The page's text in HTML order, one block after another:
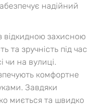
надійний
відкидною захисною
та зручність під час
чи на вулиці.
комфортне
Завдяки
миється та швидко